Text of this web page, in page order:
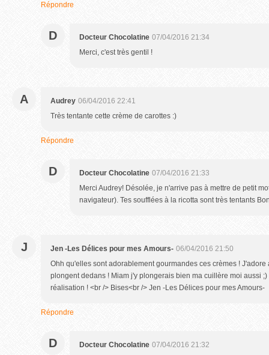
Répondre
D Docteur Chocolatine 07/04/2016 21:34
Merci, c'est très gentil !
A Audrey 06/04/2016 22:41
Très tentante cette crème de carottes :)
Répondre
D Docteur Chocolatine 07/04/2016 21:33
Merci Audrey! Désolée, je n'arrive pas à mettre de petit
navigateur). Tes soufflées à la ricotta sont très tentants
J Jen -Les Délices pour mes Amours- 06/04/2016 21:50
Ohh qu'elles sont adorablement gourmandes ces crèmes !
plongent dedans ! Miam j'y plongerais bien ma cuillère moi aussi
réalisation ! <br /> Bises<br /> Jen -Les Délices pour mes Amours-
Répondre
D Docteur Chocolatine 07/04/2016 21:32